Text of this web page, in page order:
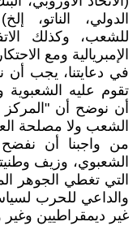
الدولي، الناتو،
للشعب، وكذلك
الإمبريالية ومع
في دعايتنا، يجب أن
تقوم عليه الشعبوية
أن نوضح أن
الشعب ولا مصلحة
من واجبنا أن نفضح
الشعبوي، وزيف
التي تغطي الجوهر
والداعي للحرب
غير ديمقراطيين وغير